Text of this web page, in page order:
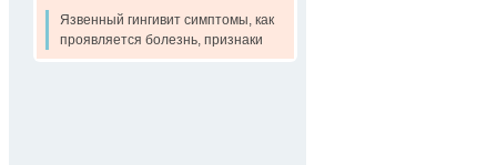
Язвенный гингивит симптомы, как
проявляется болезнь, признаки